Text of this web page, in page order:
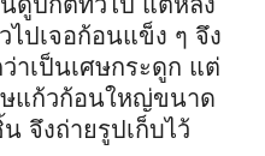
ไปเจอก้อนแข็ง ๆ จึง
าเป็นเศษกระดูก แต่
แก้วก้อนใหญ่ขนาด
จึงถ่ายรูปเก็บไว้